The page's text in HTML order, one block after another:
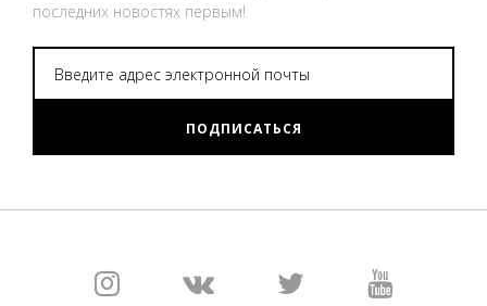
последних новостях первым!
ПОДПИСАТЬСЯ